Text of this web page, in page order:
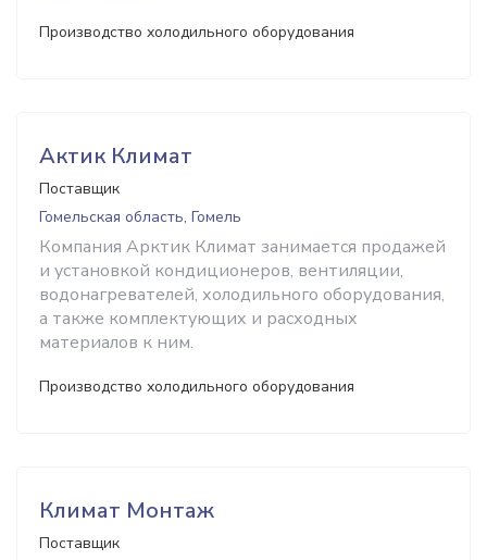
Производство холодильного оборудования
Актик Климат
Поставщик
Гомельская область, Гомель
Компания Арктик Климат занимается продажей
и установкой кондиционеров, вентиляции,
водонагревателей, холодильного оборудования,
а также комплектующих и расходных
материалов к ним.
Производство холодильного оборудования
Климат Монтаж
Поставщик